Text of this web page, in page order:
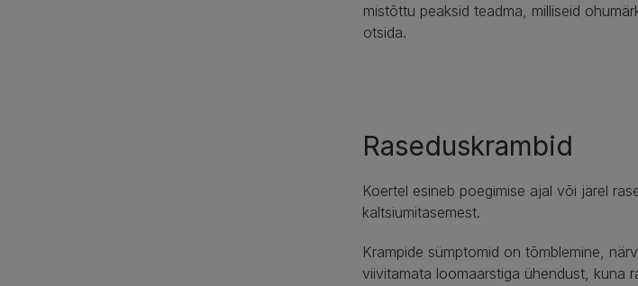
mistõttu peaksid teadma, milliseid
otsida.
Raseduskrambid
Koertel esineb poegimise ajal või järel
kaltsiumitasemest.
Krampide sümptomid on tõmblemine,
viivitamata loomaarstiga ühendust, kuna